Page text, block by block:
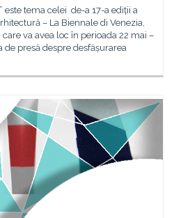
este tema celei de-a 17-a ediții a
– La Biennale di Venezia,
va avea loc în perioada 22 mai –
de presă despre desfășurarea